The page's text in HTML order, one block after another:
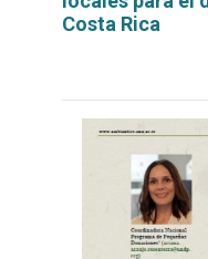
Costa Rica